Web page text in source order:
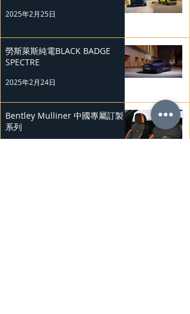
2025年2月25日
勞斯萊斯純電BLACK BADGE
SPECTRE
2025年2月24日
Bentley Mulliner 中國專屬訂製
系列